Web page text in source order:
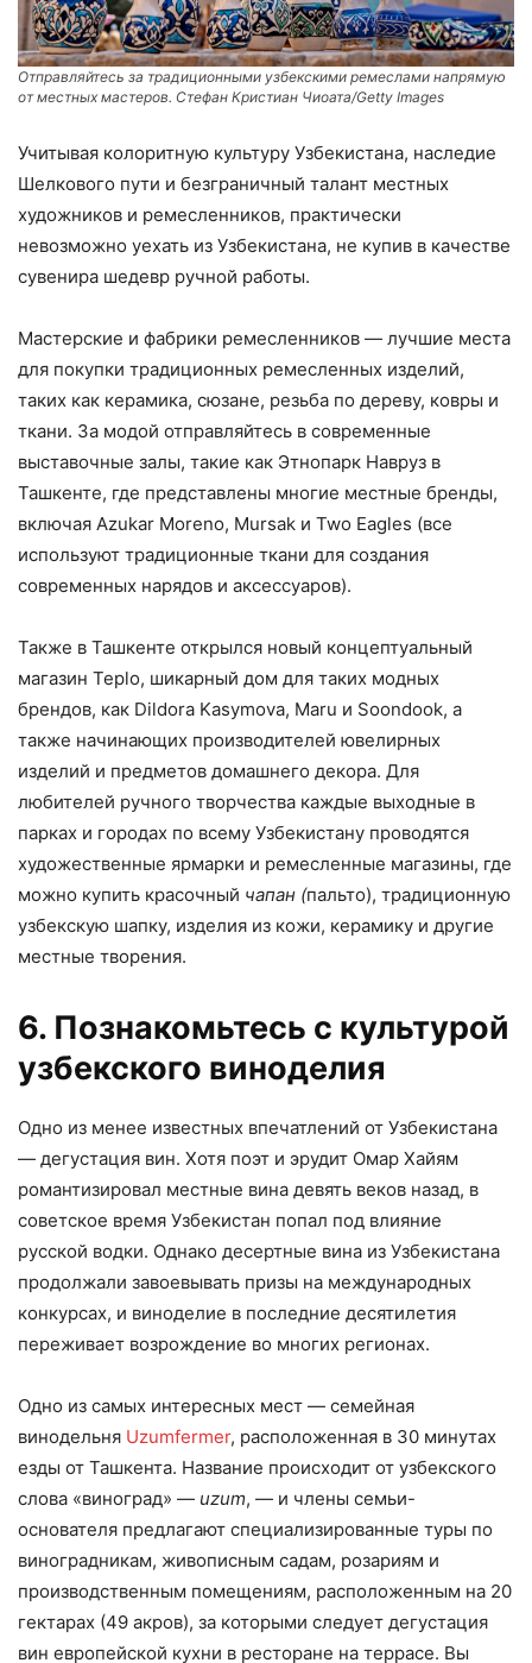
Отправляйтесь за традиционными узбекскими ремеслами напрямую
от местных мастеров. Стефан Кристиан Чиоата/Getty Images
Учитывая колоритную культуру Узбекистана, наследие
Шелкового пути и безграничный талант местных
художников и ремесленников, практически
невозможно уехать из Узбекистана, не купив в качестве
сувенира шедевр ручной работы.
Мастерские и фабрики ремесленников — лучшие места
для покупки традиционных ремесленных изделий,
таких как керамика, сюзане, резьба по дереву, ковры и
ткани. За модой отправляйтесь в современные
выставочные залы, такие как Этнопарк Навруз в
Ташкенте, где представлены многие местные бренды,
включая Azukar Moreno, Mursak и Two Eagles (все
используют традиционные ткани для создания
современных нарядов и аксессуаров).
Также в Ташкенте открылся новый концептуальный
магазин Teplo, шикарный дом для таких модных
брендов, как Dildora Kasymova, Maru и Soondook, а
также начинающих производителей ювелирных
изделий и предметов домашнего декора. Для
любителей ручного творчества каждые выходные в
парках и городах по всему Узбекистану проводятся
художественные ярмарки и ремесленные магазины, где
можно купить красочный чапан (пальто), традиционную
узбекскую шапку, изделия из кожи, керамику и другие
местные творения.
6. Познакомьтесь с культурой
узбекского виноделия
Одно из менее известных впечатлений от Узбекистана
— дегустация вин. Хотя поэт и эрудит Омар Хайям
романтизировал местные вина девять веков назад, в
советское время Узбекистан попал под влияние
русской водки. Однако десертные вина из Узбекистана
продолжали завоевывать призы на международных
конкурсах, и виноделие в последние десятилетия
переживает возрождение во многих регионах.
Одно из самых интересных мест — семейная
винодельня Uzumfermer, расположенная в 30 минутах
езды от Ташкента. Название происходит от узбекского
слова «виноград» — uzum, — и члены семьи-
основателя предлагают специализированные туры по
виноградникам, живописным садам, розариям и
производственным помещениям, расположенным на 20
гектарах (49 акров), за которыми следует дегустация
вин европейской кухни в ресторане на террасе. Вы